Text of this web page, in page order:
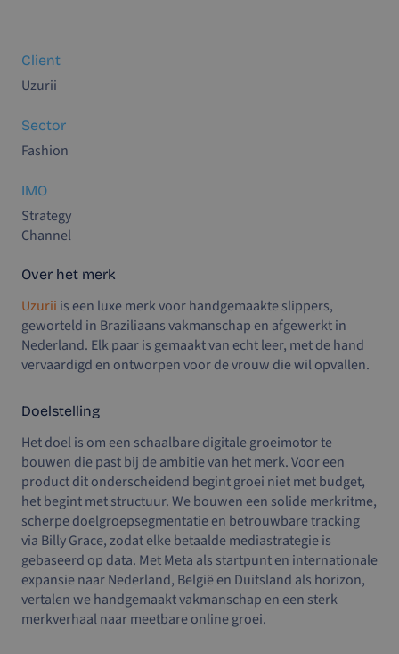
Client
Uzurii
Sector
Fashion
IMO
Strategy
Channel
Over het merk
Uzurii is een luxe merk voor handgemaakte slippers,
geworteld in Braziliaans vakmanschap en afgewerkt in
Nederland. Elk paar is gemaakt van echt leer, met de hand
vervaardigd en ontworpen voor de vrouw die wil opvallen.
Doelstelling
Het doel is om een schaalbare digitale groeimotor te
bouwen die past bij de ambitie van het merk. Voor een
product dit onderscheidend begint groei niet met budget,
het begint met structuur. We bouwen een solide merkritme,
scherpe doelgroepsegmentatie en betrouwbare tracking
via Billy Grace, zodat elke betaalde mediastrategie is
gebaseerd op data. Met Meta als startpunt en internationale
expansie naar Nederland, België en Duitsland als horizon,
vertalen we handgemaakt vakmanschap en een sterk
merkverhaal naar meetbare online groei.